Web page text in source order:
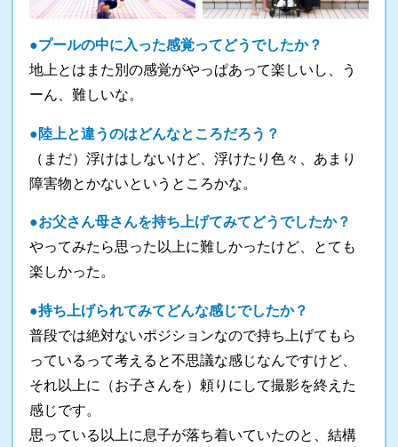
●プールの中に入った感覚ってどうでしたか？
地上とはまた別の感覚がやっぱあって楽しいし、う
ーん、難しいな。
●陸上と違うのはどんなところだろう？
（まだ）浮けはしないけど、浮けたり色々、あまり
障害物とかないというところかな。
●お父さん母さんを持ち上げてみてどうでしたか？
やってみたら思った以上に難しかったけど、とても
楽しかった。
●持ち上げられてみてどんな感じでしたか？
普段では絶対ないポジションなので持ち上げてもら
っているって考えると不思議な感じなんですけど、
それ以上に（お子さんを）頼りにして撮影を終えた
感じです。
思っている以上に息子が落ち着いていたのと、結構